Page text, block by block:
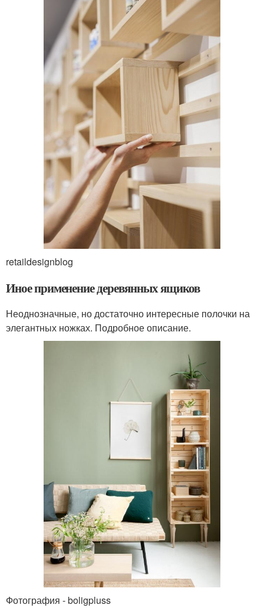
retaildesignblog
Иное применение деревянных ящиков
Неоднозначные, но достаточно интересные полочки на
элегантных ножках. Подробное описание.
Фотография - boligpluss